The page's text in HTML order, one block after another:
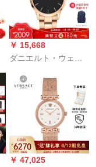
￥ 15,668
ダニエルト・ウェル
DW腕時計iconシリズ
男性用時計40 mmブ
ラック・ディップゴ
ルド・スティット男
性用
￥ 47,025